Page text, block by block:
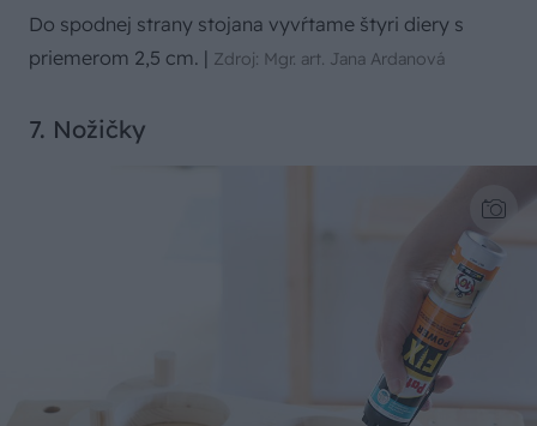
Do spodnej strany stojana vyvŕtame štyri diery s
priemerom 2,5 cm. | Zdroj: Mgr. art. Jana Ardanová
7. Nožičky